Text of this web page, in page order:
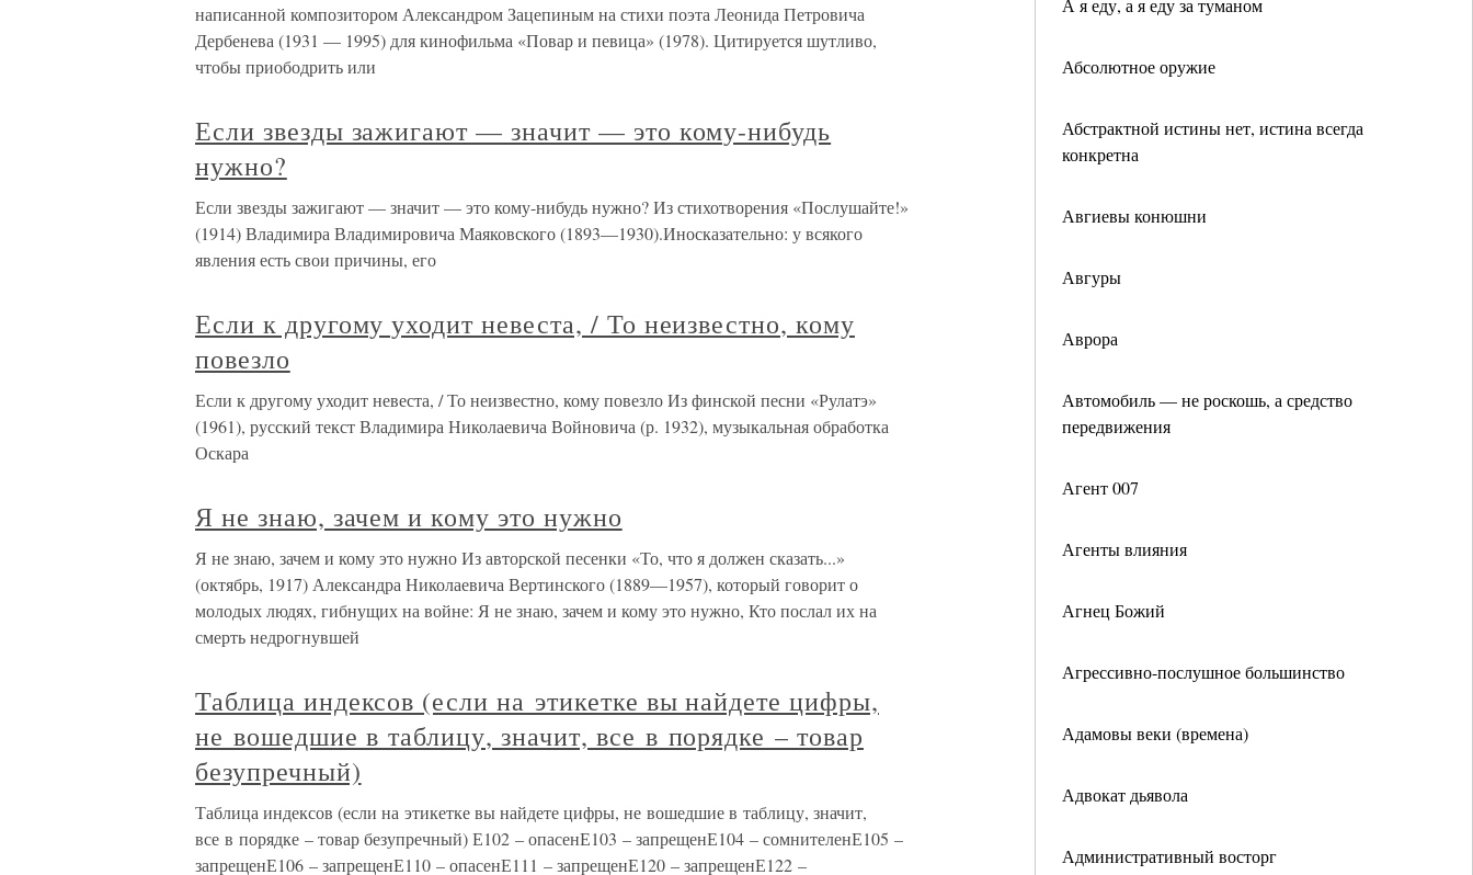
А я еду, а я еду за туманом
Абсолютное оружие
Абстрактной истины нет, истина всегда
конкретна
Авгиевы конюшни
Авгуры
Аврора
Автомобиль — не роскошь, а средство
передвижения
Агент 007
Агенты влияния
Агнец Божий
Агрессивно-послушное большинство
Адамовы веки (времена)
Адвокат дьявола
Административный восторг
написанной композитором Александром Зацепиным на стихи поэта Леонида Петровича
Дербенева (1931 — 1995) для кинофильма «Повар и певица» (1978). Цитируется шутливо,
чтобы приободрить или
Если звезды зажигают — значит — это кому-нибудь
нужно?
Если звезды зажигают — значит — это кому-нибудь нужно? Из стихотворения «Послушайте!»
(1914) Владимира Владимировича Маяковского (1893—1930).Иносказательно: у всякого
явления есть свои причины, его
Если к другому уходит невеста, / То неизвестно, кому
повезло
Если к другому уходит невеста, / То неизвестно, кому повезло Из финской песни «Рулатэ»
(1961), русский текст Владимира Николаевича Войновича (р. 1932), музыкальная обработка
Оскара
Я не знаю, зачем и кому это нужно
Я не знаю, зачем и кому это нужно Из авторской песенки «То, что я должен сказать...»
(октябрь, 1917) Александра Николаевича Вертинского (1889—1957), который говорит о
молодых людях, гибнущих на войне: Я не знаю, зачем и кому это нужно, Кто послал их на
смерть недрогнувшей
Таблица индексов (если на этикетке вы найдете цифры,
не вошедшие в таблицу, значит, все в порядке – товар
безупречный)
Таблица индексов (если на этикетке вы найдете цифры, не вошедшие в таблицу, значит,
все в порядке – товар безупречный) Е102 – опасенЕ103 – запрещенЕ104 – сомнителенЕ105 –
запрещенЕ106 – запрещенЕ110 – опасенЕ111 – запрещенЕ120 – запрещенЕ122 –